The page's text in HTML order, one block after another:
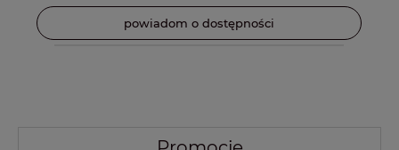
powiadom o dostępności